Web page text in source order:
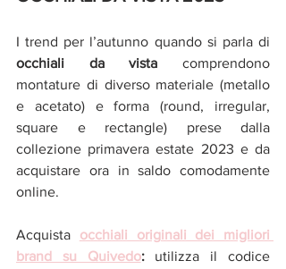
occhiali da vista comprendono
montature di diverso materiale (metallo
e acetato) e forma (round, irregular,
square e rectangle) prese dalla
collezione primavera estate 2023 e da
acquistare ora in saldo comodamente
online.
Acquista occhiali originali dei migliori
brand su Quivedo: